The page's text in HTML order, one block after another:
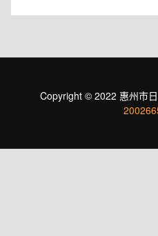
Copyright © 2022 惠州市